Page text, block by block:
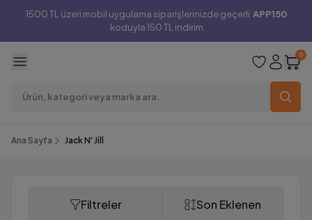
1500 TL üzeri mobil uygulama siparişlerinizde geçerli APP150
koduyla 150 TL indirim
0
Ana Sayfa Jack N' Jill
Filtreler
Jack N' Jill Son Eklenen